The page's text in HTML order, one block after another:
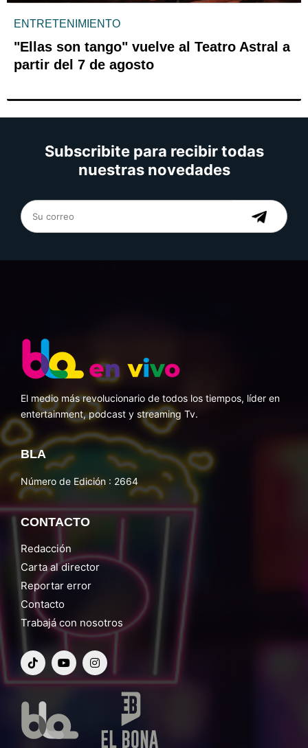
ENTRETENIMIENTO
"Ellas son tango" vuelve al Teatro Astral a
partir del 7 de agosto
Subscribite para recibir todas
nuestras novedades
El medio más revolucionario de todos los tiempos, líder en
entertainment, podcast y streaming Tv.
BLA
Número de Edición : 2664
CONTACTO
Redacción
Carta al director
Reportar error
Contacto
Trabajá con nosotros